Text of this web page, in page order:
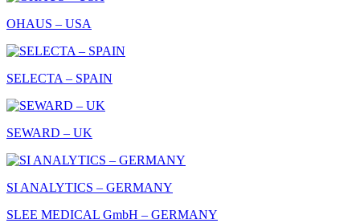
OHAUS – USA
SELECTA – SPAIN
SEWARD – UK
SI ANALYTICS – GERMANY
SLEE MEDICAL GmbH – GERMANY